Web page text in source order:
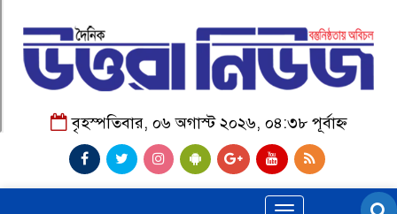
বৃহস্পতিবার, ০৬ অগাস্ট ২০২৬, ০৪:৩৮ পূর্বাহ্ন